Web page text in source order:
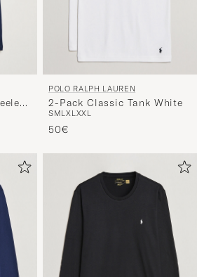
POLO RALPH LAUREN
2-Pack Classic Tank White
SMLXLXXL
50€